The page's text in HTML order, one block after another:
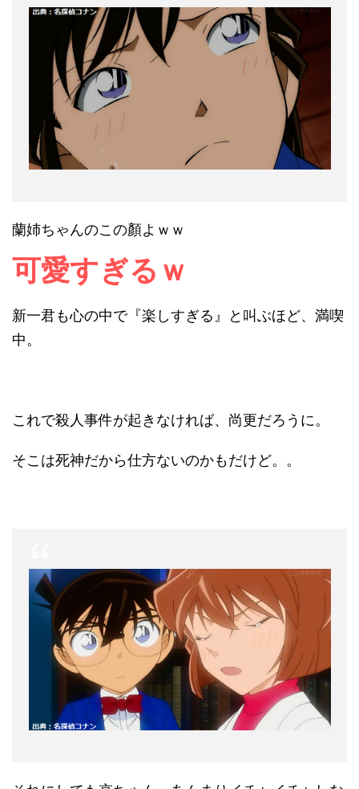
蘭姉ちゃんのこの顏よｗｗ
可愛すぎるｗ
新一君も心の中で『楽しすぎる』と叫ぶほど、満喫
中。
これで殺人事件が起きなければ、尚更だろうに。
そこは死神だから仕方ないのかもだけど。。